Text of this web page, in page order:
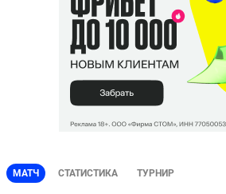
МАТЧ СТАТИСТИКА ТУРНИР